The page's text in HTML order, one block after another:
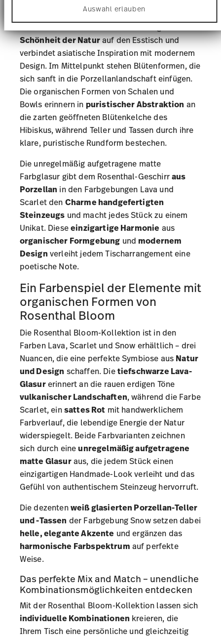
Website zu analysieren. Außerdem geben wir
Informationen zu Ihrer Verwendung unserer Website
an unsere Partner für soziale Medien, Werbung und
Analysen weiter. Unsere Partner führen diese
Informationen möglicherweise mit weiteren Daten
zusammen, die Sie ihnen bereitgestellt haben oder
die sie im Rahmen Ihrer Nutzung der Dienste
gesammelt haben.
Auswahl erlauben
der Natur auf Ihrem Tisch
Schönheit der Naturauf den Esstisch und
verbindet asiatische Inspiration mit modernem
Design. Im Mittelpunkt stehen Blütenformen, die
sich sanft in die Porzellanlandschaft einfügen.
Die organischen Formen von Schalen und
Bowls erinnern in puristischer Abstraktion an
die zarten geöffneten Blütenkelche des
Hibiskus, während Tellerund Tassen durch ihre
klare, puristische Rundform bestechen.
Die unregelmäßig aufgetragene matte
Farbglasur gibt dem Rosenthal-Geschirraus
Porzellan in den Farbgebungen Lava und
Scarlet den Charme handgefertigten
Steinzeugs und macht jedes Stück zu einem
Unikat. Dieseeinzigartige Harmonie aus
organischer Formgebung und modernem
Design verleiht jedem Tischarrangement eine
poetische Note.
Ein Farbenspiel der Elemente mit
organischen Formen von
Rosenthal Bloom
Die Rosenthal Bloom-Kollektion ist in den
Farben Lava, Scarlet und Snow erhältlich – drei
Nuancen, die eine perfekte Symbiose aus Natur
und Design schaffen. Dietiefschwarze Lava-
Glasurerinnert an die rauen erdigen Töne
vulkanischer Landschaften, während die Farbe
Scarlet, einsattes Rot mit handwerklichem
Farbverlauf, die lebendige Energie der Natur
widerspiegelt. Beide Farbvarianten zeichnen
sich durch eineunregelmäßig aufgetragene
matte Glasuraus, die jedem Stück einen
einzigartigen Handmade-Look verleiht und das
Gefühl von authentischem Steinzeug hervorruft.
Die dezentenweiß glasierten Porzellan-Teller
und -Tassen der Farbgebung Snow setzen dabei
helle, elegante Akzente und ergänzen das
harmonische Farbspektrum auf perfekte
Weise.
Das perfekte Mix and Match – unendliche
Kombinationsmöglichkeiten entdecken
Mit der Rosenthal Bloom-Kollektion lassen sich
individuelle Kombinationen kreieren, die
Ihrem Tisch eine persönliche und gleichzeitig